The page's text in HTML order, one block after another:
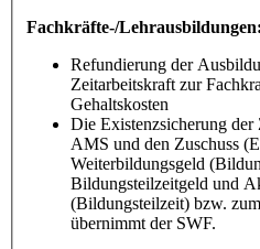
Fachkräfte-/Lehrausbildungen:
Refundierung der
Zeitarbeitskraft zur
Gehaltskosten
Die Existenzsicherung der
AMS und den Zuschuss
Weiterbildungsgeld
Bildungsteilzeitgeld und
(Bildungsteilzeit) bzw.
übernimmt der SWF.